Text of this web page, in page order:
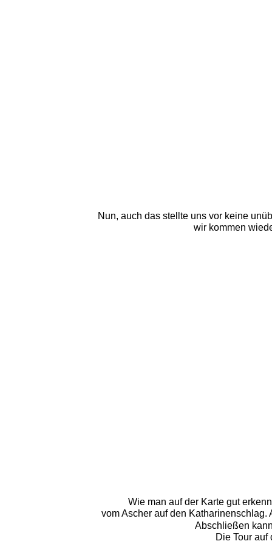
Wie man auf der Karte gut
vom Ascher auf den
Abschließen
Die Tour
Nun, auch das stellte uns vor keine
wir kommen